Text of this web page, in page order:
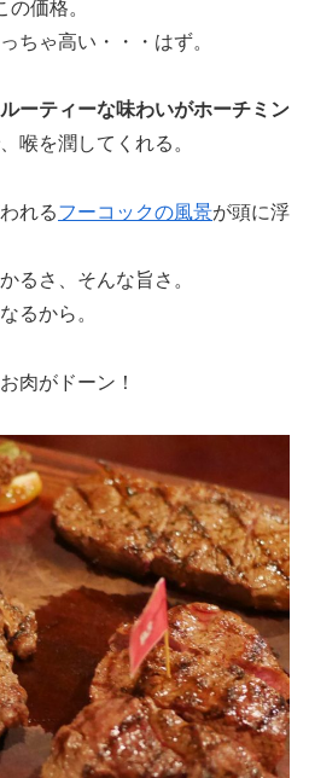
価格。
ちゃ高い・・・はず。
ーティーな味わいがホーチミン
喉を潤してくれる。
れるフーコックの風景が頭に浮
るさ、そんな旨さ。
るから。
肉がドーン！